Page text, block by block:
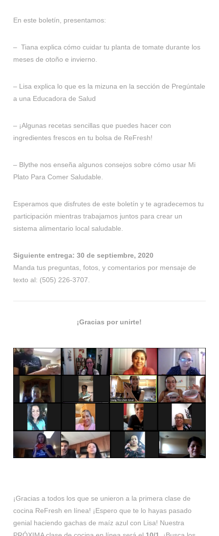
En este boletín, presentamos:
– Tiana explica cómo cuidar tu planta de tomate durante los
meses de otoño e invierno.
– Lisa explica lo que es la mizuna en la sección de Pregúntale
a una Educadora de Salud
– ¡Algunas recetas sencillas que puedes hacer con
ingredientes frescos en tu bolsa de ReFresh!
– Blythe nos enseña algunos consejos sobre cómo usar Mi
Plato Para Comer Saludable.
Esperamos que disfrutes de este boletín y te agradecemos tu
participación mientras trabajamos juntos para crear un
sistema alimentario local saludable.
Siguiente entrega: 30 de septiembre, 2020
Manda tus preguntas, fotos, y comentarios por mensaje de
texto al: ‪(505) 226-3707‬.‬‬‬
¡Gracias por unirte!
¡Gracias a todos los que se unieron a la primera clase de
cocina ReFresh en línea! ¡Espero que te lo hayas pasado
genial haciendo gachas de maíz azul con Lisa! Nuestra